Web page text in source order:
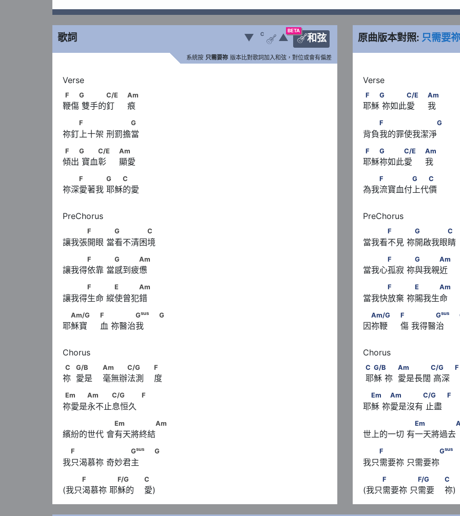
歌詞
BETA
和弦
▼ C
 ▲ 原曲版本對照: 只需要祢
系統按 只需要祢 版本比對歌詞加入和弦，對位或會有偏差
F　　G      　　　C/E　                              Am
F G C/E Am
鞭傷 雙手的釘     痕
F　　　      　　　G
F G
祢釘上十架 刑罰擔當
F　　G      　　C/E　                              Am
F G C/E Am
傾出 寶血彰     顯愛
F　　　      G　　C
F G C
祢深愛著我 耶穌的愛
F　　      　G　　　　C
F G C
讓我張開眼 當看不清困境
F　　      　G　　　Am
F G Am
讓我得依靠 當感到疲憊
F　　      　E　　　Am
F E Am
讓我得生命 縱使曾犯錯
Am/G　　                              F　      　　　G
G
Am/G F Gsus G
耶穌寶     血 祢醫治我
C　            G/B　　                        Am　　　C/G
F
C G/B Am C/G F
祢  愛是    毫無辦法測    度
Em　　　Am　　　C/G　　　            F
Em Am C/G F
祢愛是永不止息恒久
Em　　　　　Am
Em Am
繽紛的世代 會有天將終結
F　　　　      　　　G
sus
F Gsus G
我只渴慕祢 奇妙君主
F　　　      　F/G　　                        C
F F/G C
(我只渴慕祢 耶穌的    愛)
F　　G      　　　C/E　
F G C/E Am
耶穌 祢如此愛     我
F　　　　　　　G
F G
背負我的罪使我潔淨
F　　G　　　C/E　
F G C/E Am
耶穌祢如此愛     我
F　　　　G　　C
F G C
為我流寶血付上代價
F　　      　G　　　
F G C
當我看不見 祢開啟我眼睛
F　　      　G　　
F G Am
當我心孤寂 祢與我親近
F　　      　E　　　
F E Am
當我快放棄 祢賜我生命
Am/G　　
G
Am/G F Gsus
因祢鞭     傷 我得醫治
C      　G/B　      　
C G/B Am C/G F
耶穌 祢  愛是長闊 高深
Em　      　Am　　　　C/
Em Am C/G F
耶穌 祢愛是沒有 止盡
Em　　　　
Em
世上的一切 有一天將過去
F　　　      　　　　G
F Gsus
我只需要祢 只需要祢
F　　　      　F/G　　
F F/G C
(我只需要祢 只需要    祢)